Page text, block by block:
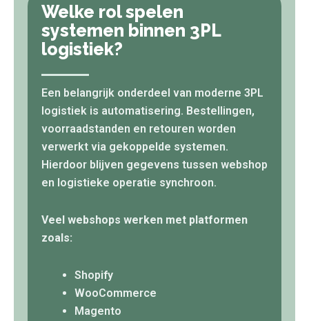
Welke rol spelen
systemen binnen 3PL
logistiek?
Een belangrijk onderdeel van moderne 3PL
logistiek is automatisering. Bestellingen,
voorraadstanden en retouren worden
verwerkt via gekoppelde systemen.
Hierdoor blijven gegevens tussen webshop
en logistieke operatie synchroon.
Veel webshops werken met platformen
zoals:
Shopify
WooCommerce
Magento